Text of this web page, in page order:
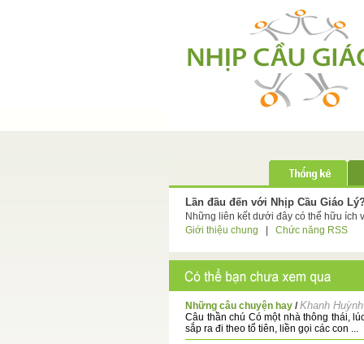
Lần đầu đến với Nhịp Cầu Giáo
Những liên kết dưới đây có thể hữu ích
Giới thiệu chung
Chức năng RSS
Những câu chuyện hay /Khanh Huỳnh
Câu thần chú Có một nhà thông thái,
sắp ra đi theo tổ tiên, liền gọi các con ...